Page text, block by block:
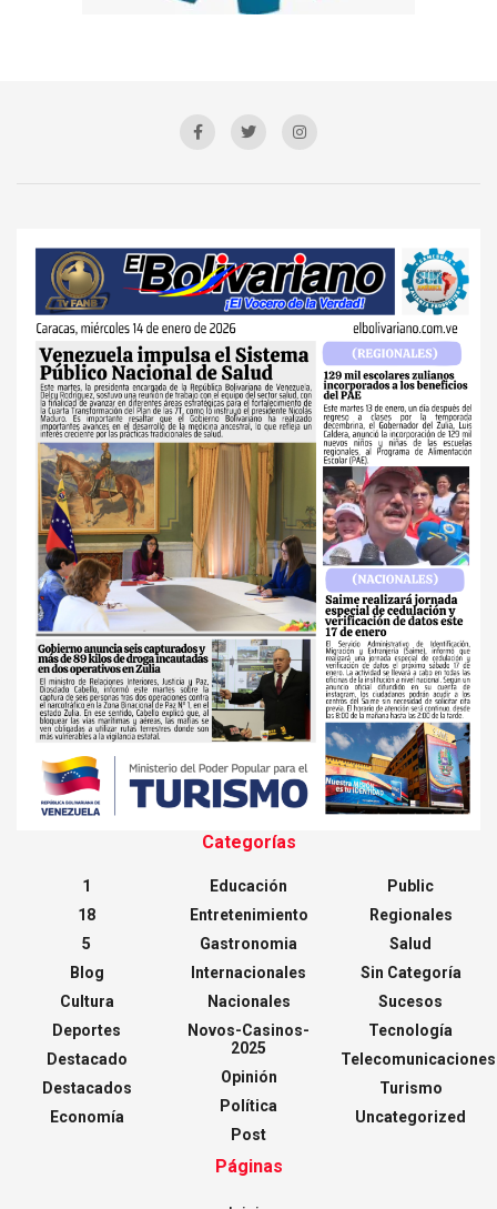
Categorías
1
18
5
Blog
Cultura
Deportes
Destacado
Destacados
Economía
Educación
Entretenimiento
Gastronomia
Internacionales
Nacionales
Novos-Casinos-
2025
Opinión
Política
Post
Public
Regionales
Salud
Sin Categoría
Sucesos
Tecnología
Telecomunicaciones
Turismo
Uncategorized
Páginas